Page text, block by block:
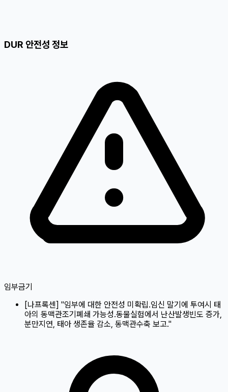
DUR 안전성 정보
임부금기
[나프록센] "임부에 대한 안전성 미확립.임신 말기에 투여시 태
아의 동맥관조기폐쇄 가능성.동물실험에서 난산발생빈도 증가,
분만지연, 태아 생존율 감소, 동맥관수축 보고."